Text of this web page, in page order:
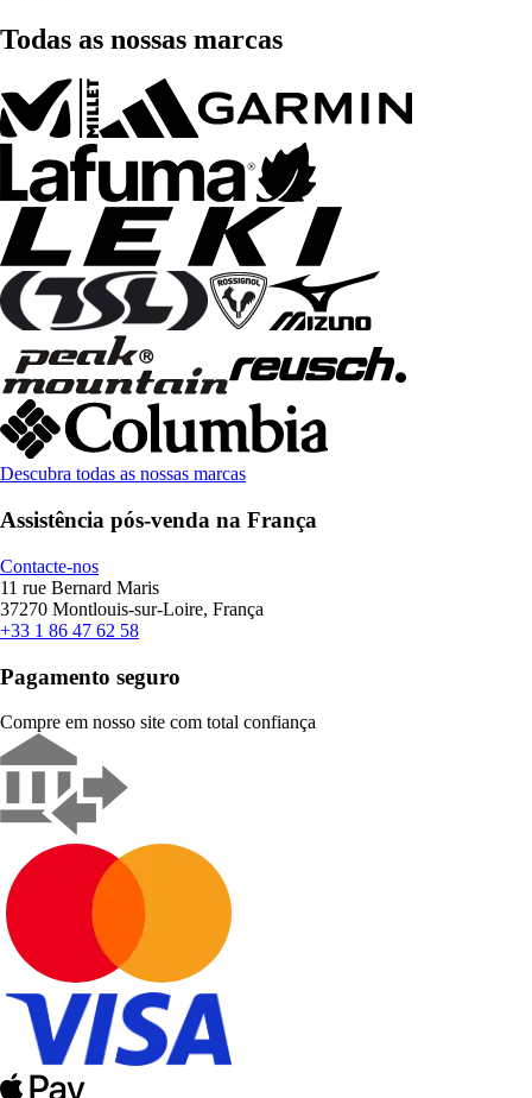
Todas as nossas marcas
Descubra todas as nossas marcas
Assistência pós-venda na França
Contacte-nos
11 rue Bernard Maris
37270 Montlouis-sur-Loire, França
+33 1 86 47 62 58
Pagamento seguro
Compre em nosso site com total confiança